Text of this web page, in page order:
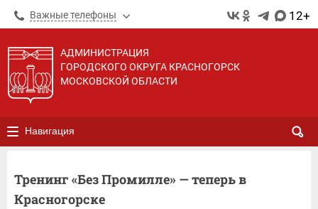
Важные телефоны 12+
АДМИНИСТРАЦИЯ
ГОРОДСКОГО ОКРУГА КРАСНОГОРСК
МОСКОВСКОЙ ОБЛАСТИ
Навигация
Тренинг «Без Промилле» — теперь в
Красногорске